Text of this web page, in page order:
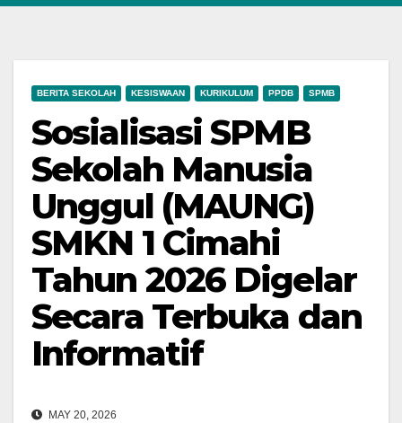
BERITA SEKOLAH KESISWAAN KURIKULUM PPDB SPMB
Sosialisasi SPMB
Sekolah Manusia
Unggul (MAUNG)
SMKN 1 Cimahi
Tahun 2026 Digelar
Secara Terbuka dan
Informatif
MAY 20, 2026